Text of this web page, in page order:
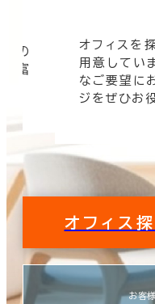
の
豊富
オフィスを
用意してい
なご要望に
ジをぜひお
オフィス
お客